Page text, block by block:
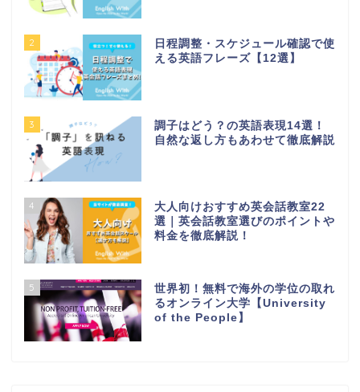
2
日程調整・スケジュール確認で使
える英語フレーズ【12選】
3
調子はどう？の英語表現14選！
自然な返し方もあわせて徹底解説
4
大人向けおすすめ英会話教室22
選｜英会話教室選びのポイントや
料金を徹底解説！
5
世界初！無料で海外の学位の取れ
るオンライン大学【University
of the People】